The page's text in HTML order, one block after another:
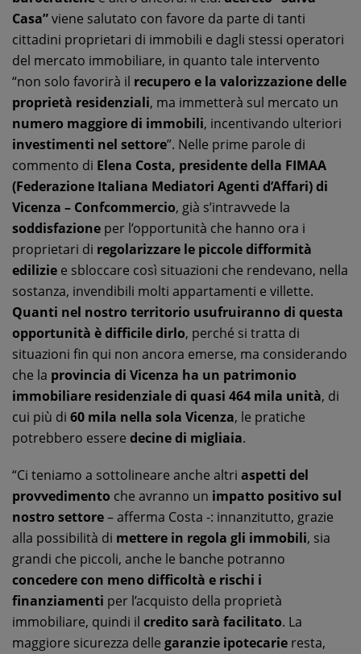
Casa”viene salutato con favore da parte di tanti
cittadini proprietari di immobili e dagli stessi operatori
del mercato immobiliare, in quanto tale intervento
“non solo favorirà il recupero e la valorizzazione delle
proprietà residenziali, ma immetterà sul mercato un
numero maggiore di immobili, incentivando ulteriori
investimenti nel settore”. Nelle prime parole di
commento di Elena Costa, presidente della FIMAA
(Federazione Italiana Mediatori Agenti d’Affari) di
Vicenza – Confcommercio, già s’intravvede la
soddisfazione per l’opportunità che hanno ora i
proprietari di regolarizzare le piccole difformità
edilizie e sbloccare così situazioni che rendevano, nella
sostanza, invendibili molti appartamenti e villette.
Quanti nel nostro territorio usufruiranno di questa
opportunità è difficile dirlo, perché si tratta di
situazioni fin qui non ancora emerse, ma considerando
che la provincia di Vicenza ha un patrimonio
immobiliare residenziale di quasi 464 mila unità, di
cui più di 60 mila nella sola Vicenza, le pratiche
potrebbero essere decine di migliaia.
“Ci teniamo a sottolineare anche altri aspetti del
provvedimento che avranno un impatto positivo sul
nostro settore– afferma Costa -: innanzitutto, grazie
alla possibilità di mettere in regola gli immobili, sia
grandi che piccoli, anche le banche potranno
concedere con meno difficoltà e rischi i
finanziamenti per l’acquisto della proprietà
immobiliare, quindi il credito sarà facilitato. La
maggiore sicurezza delle garanzie ipotecarie resta,